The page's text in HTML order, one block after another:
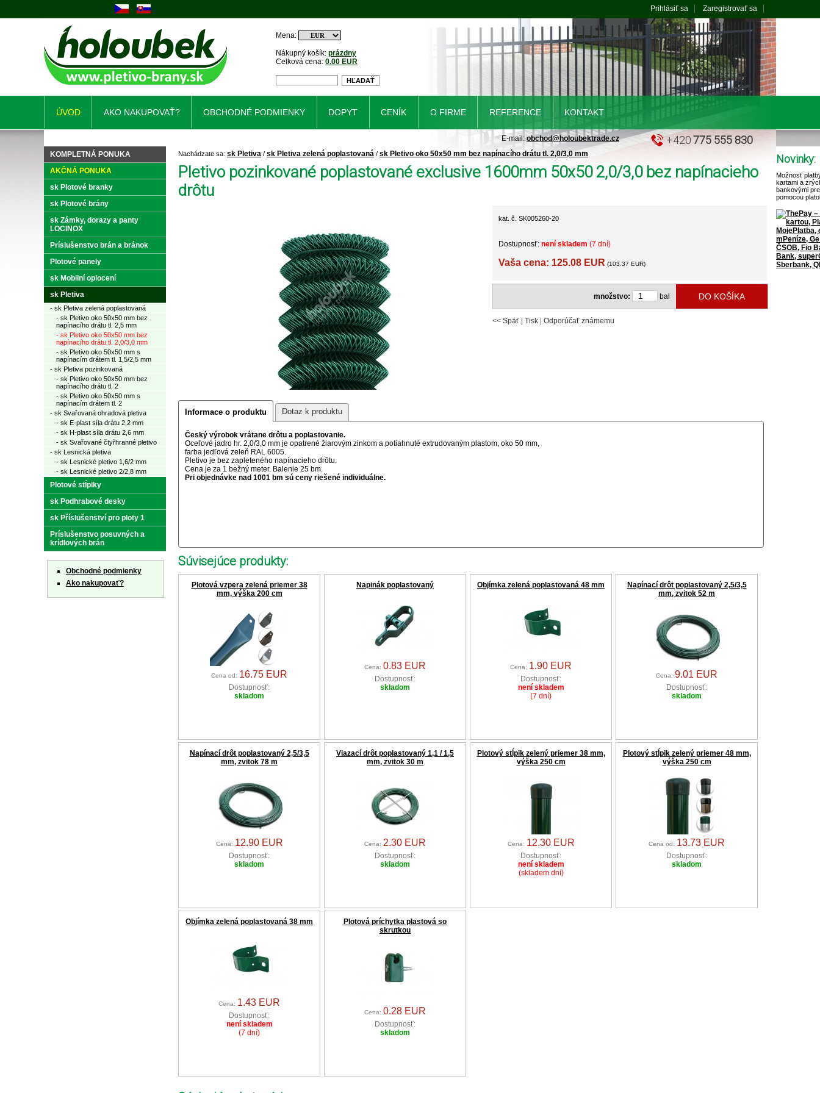
Nachádzate sa: sk Pletiva / sk Pletiva zelená poplastovaná / sk Pletivo oko 50x50 mm bez napínacího drátu tl. 2,0/3,0 mm
Pletivo pozinkované poplastované exclusive 1600mm 50x50 2,0/3,0 bez napínacieho
drôtu
kat. č. SK005260-20
Dostupnosť: není skladem (7 dní)
Vaša cena: 125.08 EUR (103.37 EUR)
množstvo: bal
<< Späť Tisk Odporúčať známemu
Informace o produktu Dotaz k produktu
Český výrobok vrátane drôtu a poplastovanie.
Oceľové jadro hr. 2,0/3,0 mm je opatrené žiarovým zinkom a potiahnuté extrudovaným plastom, oko 50 mm,
farba jedľová zeleň RAL 6005.
Pletivo je bez zapleteného napínacieho drôtu.
Cena je za 1 bežný meter. Balenie 25 bm.
Pri objednávke nad 1001 bm sú ceny riešené individuálne.
Súvisejúce produkty:
Plotová vzpera zelená priemer 38
mm, výška 200 cm
Cena od: 16.75 EUR
Dostupnosť:
skladom
Napinák poplastovaný
Cena: 0.83 EUR
Dostupnosť:
skladom
Objímka zelená poplastovaná 48 mm
Cena: 1.90 EUR
Dostupnosť:
není skladem
(7 dní)
Napínací drôt poplastovaný 2,5/3,5
mm, zvitok 52 m
Cena: 9.01 EUR
Dostupnosť:
skladom
Napínací drôt poplastovaný 2,5/3,5
mm, zvitok 78 m
Cena: 12.90 EUR
Dostupnosť:
skladom
Viazací drôt poplastovaný 1,1 / 1,5
mm, zvitok 30 m
Cena: 2.30 EUR
Dostupnosť:
skladom
Plotový stĺpik zelený priemer 38 mm,
výška 250 cm
Cena: 12.30 EUR
Dostupnosť:
není skladem
(skladem dní)
Plotový stĺpik zelený priemer 48 mm,
výška 250 cm
Cena od: 13.73 EUR
Dostupnosť:
skladom
Objímka zelená poplastovaná 38 mm
Cena: 1.43 EUR
Dostupnosť:
není skladem
(7 dní)
Plotová príchytka plastová so
skrutkou
Cena: 0.28 EUR
Dostupnosť:
skladom
KOMPLETNÁ PONUKA
AKČNÁ PONUKA
sk Plotové branky
sk Plotové brány
sk Zámky, dorazy a panty
LOCINOX
Príslušenstvo brán a bránok
Plotové panely
sk Mobilní oplocení
sk Pletiva
- sk Pletiva zelená poplastovaná
- sk Pletivo oko 50x50 mm bez
napínacího drátu tl. 2,5 mm
- sk Pletivo oko 50x50 mm bez
napínacího drátu tl. 2,0/3,0 mm
- sk Pletivo oko 50x50 mm s
napínacím drátem tl. 1,5/2,5 mm
- sk Pletiva pozinkovaná
- sk Pletivo oko 50x50 mm bez
napínacího drátu tl. 2
- sk Pletivo oko 50x50 mm s
napínacím drátem tl. 2
- sk Svařovaná ohradová pletiva
- sk E-plast síla drátu 2,2 mm
- sk H-plast síla drátu 2,6 mm
- sk Svařované čtyřhranné pletivo
- sk Lesnická pletiva
- sk Lesnické pletivo 1,6/2 mm
- sk Lesnické pletivo 2/2,8 mm
Plotové stĺpiky
sk Podhrabové desky
sk Příslušenství pro ploty 1
Príslušenstvo posuvných a
krídlových brán
Obchodné podmienky
Ako nakupovať?
Novinky:
Možnosť
kartami a
bankovými
pomocou
Nákupný košík: prázdny
Celková cena: 0.00 EUR
Mena:
Prihlásiť sa Zaregistrovať sa
ÚVOD AKO NAKUPOVAŤ? OBCHODNÉ PODMIENKY DOPYT CENÍK O FIRME REFERENCE KONTAKT
+420775 555 830
E-mail:obchod@holoubektrade.cz